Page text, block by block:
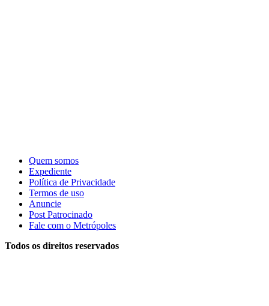
Quem somos
Expediente
Política de Privacidade
Termos de uso
Anuncie
Post Patrocinado
Fale com o Metrópoles
Todos os direitos reservados